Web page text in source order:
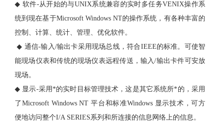
◆ 软件-从开始的与UNIX系统兼容的实时多任务VENIX操作系
统到现在基于Microsoft Windows NT的操作系统，有各种丰富的
控制、计算、统计、管理、优化软件。
◆ 通信-输入/输出卡采用现场总线，符合IEEE的标准。可使智
能现场仪表和传统的现场仪表远程传送，输入/输出卡件可安放
现场。
◆ 显示-采用*的实时目标管理技术，这是其它系统所*的，采用
了Microsoft Windows NT 平台和标准Windows 显示技术，可方
便地访问整个I/A SERIES系列和所连接的信息网络上的信息。